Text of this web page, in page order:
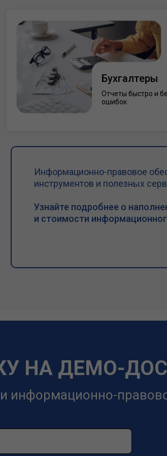
Бухгалтеры
Отчеты быстро и
ошибок
Информационно-правовое
инструментов и полезных
Узнайте подробнее о
и стоимости
информационно-
НА ДЕМО-